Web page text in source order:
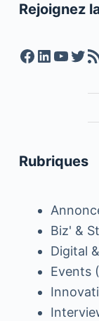
Rejoignez
Facebook
Rubriques
Biz' &
Digital
Events